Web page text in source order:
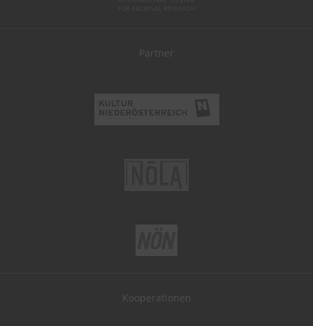
Partner
Kooperationen